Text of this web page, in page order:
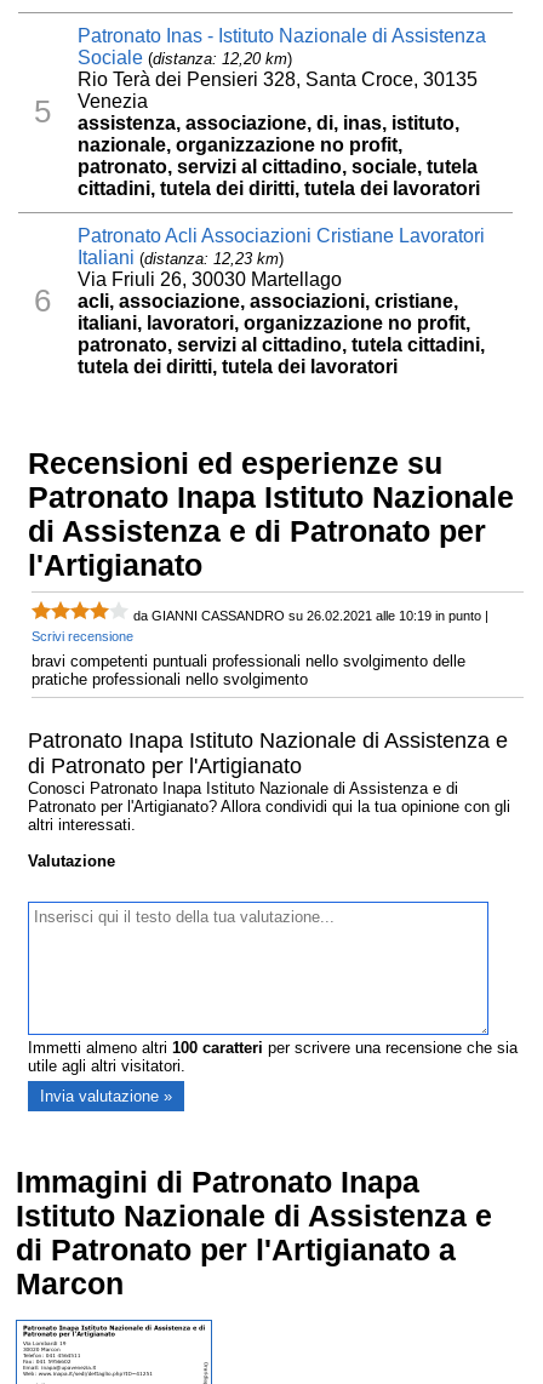
5
Patronato Inas - Istituto Nazionale di Assistenza
Sociale (distanza: 12,20 km)
Rio Terà dei Pensieri 328, Santa Croce, 30135
Venezia
assistenza, associazione, di, inas, istituto,
nazionale, organizzazione no profit,
patronato, servizi al cittadino, sociale, tutela
cittadini, tutela dei diritti, tutela dei lavoratori
6
Patronato Acli Associazioni Cristiane Lavoratori
Italiani (distanza: 12,23 km)
Via Friuli 26, 30030 Martellago
acli, associazione, associazioni, cristiane,
italiani, lavoratori, organizzazione no profit,
patronato, servizi al cittadino, tutela cittadini,
tutela dei diritti, tutela dei lavoratori
Recensioni ed esperienze su
Patronato Inapa Istituto Nazionale
di Assistenza e di Patronato per
l'Artigianato
da GIANNI CASSANDRO su 26.02.2021 alle 10:19 in punto |
Scrivi recensione
bravi competenti puntuali professionali nello svolgimento delle
pratiche professionali nello svolgimento
Patronato Inapa Istituto Nazionale di Assistenza e
di Patronato per l'Artigianato
Conosci Patronato Inapa Istituto Nazionale di Assistenza e di
Patronato per l'Artigianato? Allora condividi qui la tua opinione con gli
altri interessati.
Valutazione
Immetti almeno altri100 caratteri per scrivere una recensione che sia
utile agli altri visitatori.
Immagini di Patronato Inapa
Istituto Nazionale di Assistenza e
di Patronato per l'Artigianato a
Marcon